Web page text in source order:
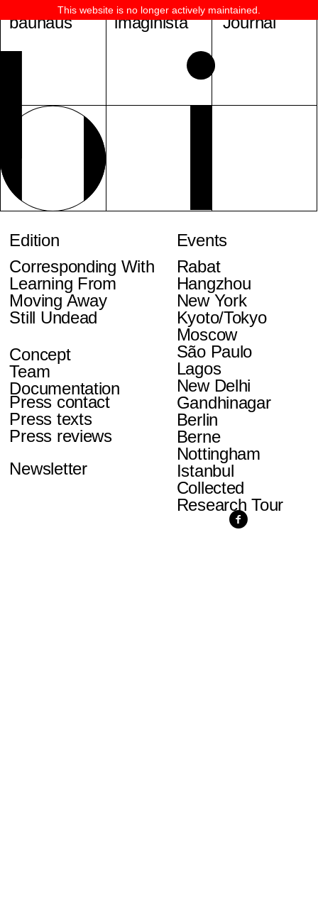
bauhaus imaginista
Edition
Corresponding With
Learning From
Moving Away
Still Undead
Events
Rabat
Hangzhou
New York
Kyoto/Tokyo
Moscow
São Paulo
Lagos
New Delhi
Gandhinagar
Berlin
Berne
Nottingham
Istanbul
Collected
Research Tour
Concept
Team
Documentation
Press contact
Press texts
Press reviews
Newsletter
Journal
This website is no longer actively maintained.